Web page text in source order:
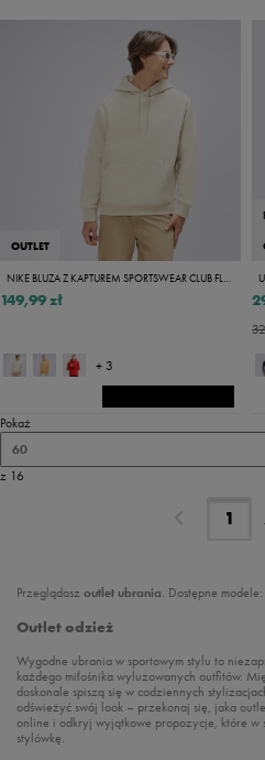
OUTLET
NIKE BLUZA Z KAPTUREM SPORTSWEAR CLUB FLEECE
149,99 zł
+ 3
Pokaż
60
z 16
Przeglądasz outlet ubrania. Dostępne modele:
Outlet odzież
Wygodne ubrania w sportowym stylu to
każdego miłośnika wyluzowanych outfitów.
doskonale spiszą się w codziennych
odświeżyć swój look – przekonaj się, jaka
online i odkryj wyjątkowe propozycje, które w
stylówkę.